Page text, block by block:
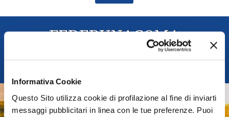
Informativa Cookie
Questo Sito utilizza cookie di profilazione al fine di inviarti
messaggi pubblicitari in linea con le tue preferenze. Puoi
FEDERUNACOMA
Italian Agricultural Machinery Manufacturers
AGRIDIGITAL